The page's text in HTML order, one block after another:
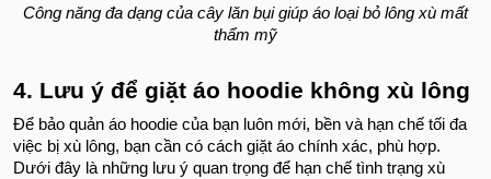
Công năng đa dạng của cây lăn bụi giúp áo loại bỏ lông xù mất
thẩm mỹ
4. Lưu ý để giặt áo hoodie không xù lông
Để bảo quản áo hoodie của bạn luôn mới, bền và hạn chế tối đa
việc bị xù lông, bạn cần có cách giặt áo chính xác, phù hợp.
Dưới đây là những lưu ý quan trọng để hạn chế tình trạng xù